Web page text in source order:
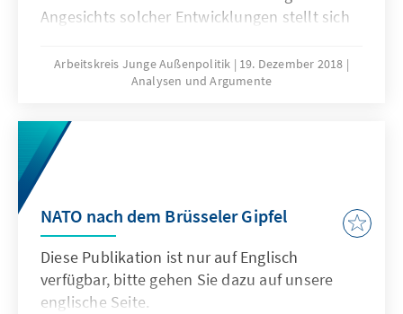
Angesichts solcher Entwicklungen stellt sich
politische Westen, der selber nicht frei ist von
inneren Fliehkräften, seine Außenpolitik
Prinzipien und Strukturen ausrichten sollte.
Das vorliegende Papier des Arbeitskreises
Junge Außenpolitiker analysiert, wie
zunehmenden Autoritarismus auf
unterschiedlichen Ebenen reagieren können.
Arbeitskreis Junge Außenpolitik
19. Dezember 2018
Analysen und Argumente
NATO nach dem Brüsseler Gipfel
Diese Publikation ist nur auf Englisch
verfügbar, bitte gehen Sie dazu auf unsere
englische Seite.